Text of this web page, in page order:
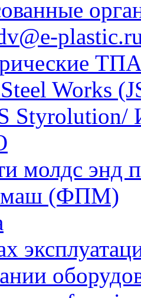
Works
молдс энд
(ФПМ)